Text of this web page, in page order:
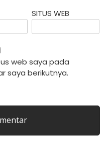
SITUS WEB
web saya pada
saya berikutnya.